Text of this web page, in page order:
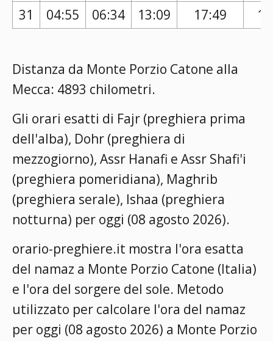
31
04:55 06:34 13:09 17:49
Distanza da Monte Porzio Catone alla
Mecca: 4893 chilometri.
Gli orari esatti di Fajr (preghiera prima
dell'alba), Dohr (preghiera di
mezzogiorno), Assr Hanafi e Assr Shafi'i
(preghiera pomeridiana), Maghrib
(preghiera serale), Ishaa (preghiera
notturna) per oggi (08 agosto 2026).
orario-preghiere.it mostra l'ora esatta
del namaz a Monte Porzio Catone (Italia)
e l'ora del sorgere del sole. Metodo
utilizzato per calcolare l'ora del namaz
per oggi (08 agosto 2026) a Monte Porzio